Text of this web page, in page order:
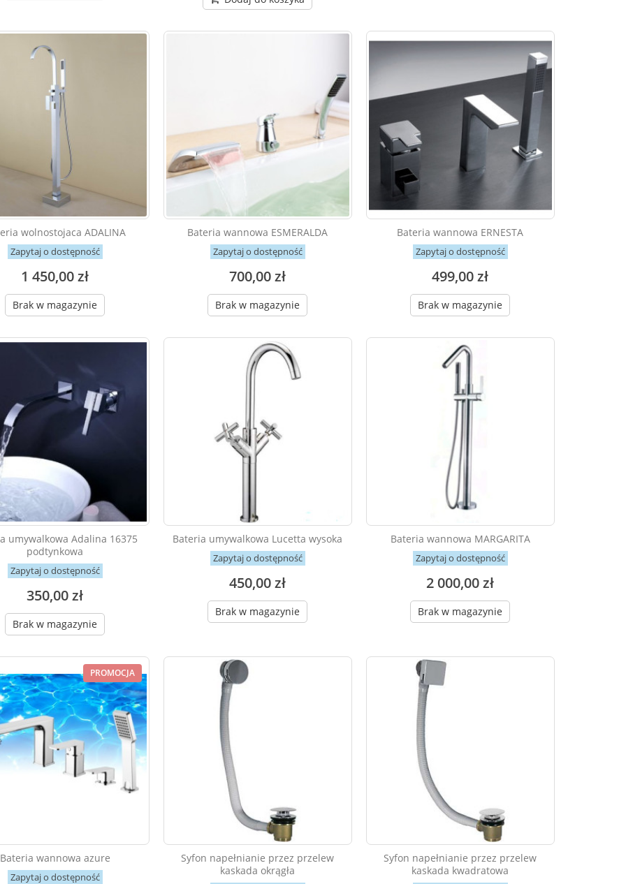
wolnostojaca ADALINA
Zapytaj o dostępność
1 450,00 zł
Brak w magazynie
Bateria wannowa ESMERALDA
Zapytaj o dostępność
700,00 zł
Brak w magazynie
Bateria wannowa ERNESTA
Zapytaj o dostępność
499,00 zł
Brak w magazynie
umywalkowa Adalina 16375
podtynkowa
Zapytaj o dostępność
350,00 zł
Brak w magazynie
Bateria umywalkowa Lucetta wysoka
Zapytaj o dostępność
450,00 zł
Brak w magazynie
Bateria wannowa MARGARITA
Zapytaj o dostępność
2 000,00 zł
Brak w magazynie
PROMOCJA
Bateria wannowa azure
Zapytaj o dostępność
Syfon napełnianie przez przelew
kaskada okrągła
Syfon napełnianie przez przelew
kaskada kwadratowa